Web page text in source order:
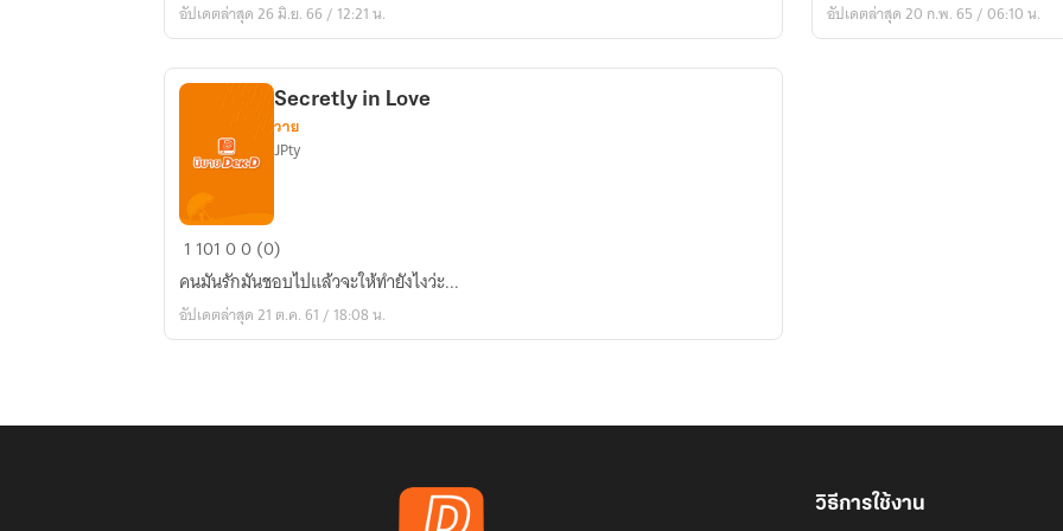
ดุ
อัปเดตล่าสุด 26 มิ.ย. 66 / 12:21 น.
สุด
อัปเดตล่าสุด 20 ก.พ. 65 / 06:10 น.
Secretly
Love
Secretly in Love
วาย
JPty
1 10100 (0)
คนมันรักมันชอบไปแล้วจะให้ทำยังไงว่ะ...
อัปเดตล่าสุด 21 ต.ค. 61 / 18:08 น.
วิธีการใช้งาน